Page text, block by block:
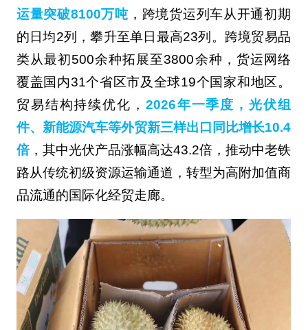
运量突破8100万吨 ，跨境货运列车从开通初期
的日均2列，攀升至单日最高23列。跨境贸易品
类从最初500余种拓展至3800余种，货运网络
覆盖国内31个省区市及全球19个国家和地区。
贸易结构持续优化， 2026年一季度，光伏组
件、新能源汽车等外贸新三样出口同比增长10.4
倍，其中光伏产品涨幅高达43.2倍，推动中老铁
路从传统初级资源运输通道，转型为高附加值商
品流通的国际化经贸走廊。